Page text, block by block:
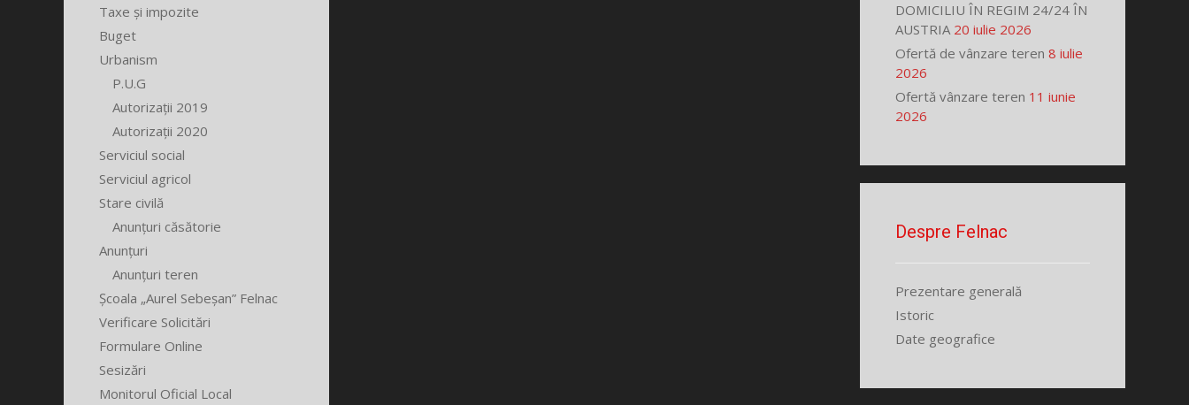
Taxe și impozite
Buget
Urbanism
P.U.G
Autorizații 2019
Autorizații 2020
Serviciul social
Serviciul agricol
Stare civilă
Anunțuri căsătorie
Anunțuri
Anunțuri teren
Școala „Aurel Sebeșan” Felnac
Verificare Solicitări
Formulare Online
Sesizări
Monitorul Oficial Local
DOMICILIU ÎN REGIM 24/24 ÎN
AUSTRIA 20 iulie 2026
Ofertă de vânzare teren 8 iulie
2026
Ofertă vânzare teren 11 iunie
2026
Despre Felnac
Prezentare generală
Istoric
Date geografice